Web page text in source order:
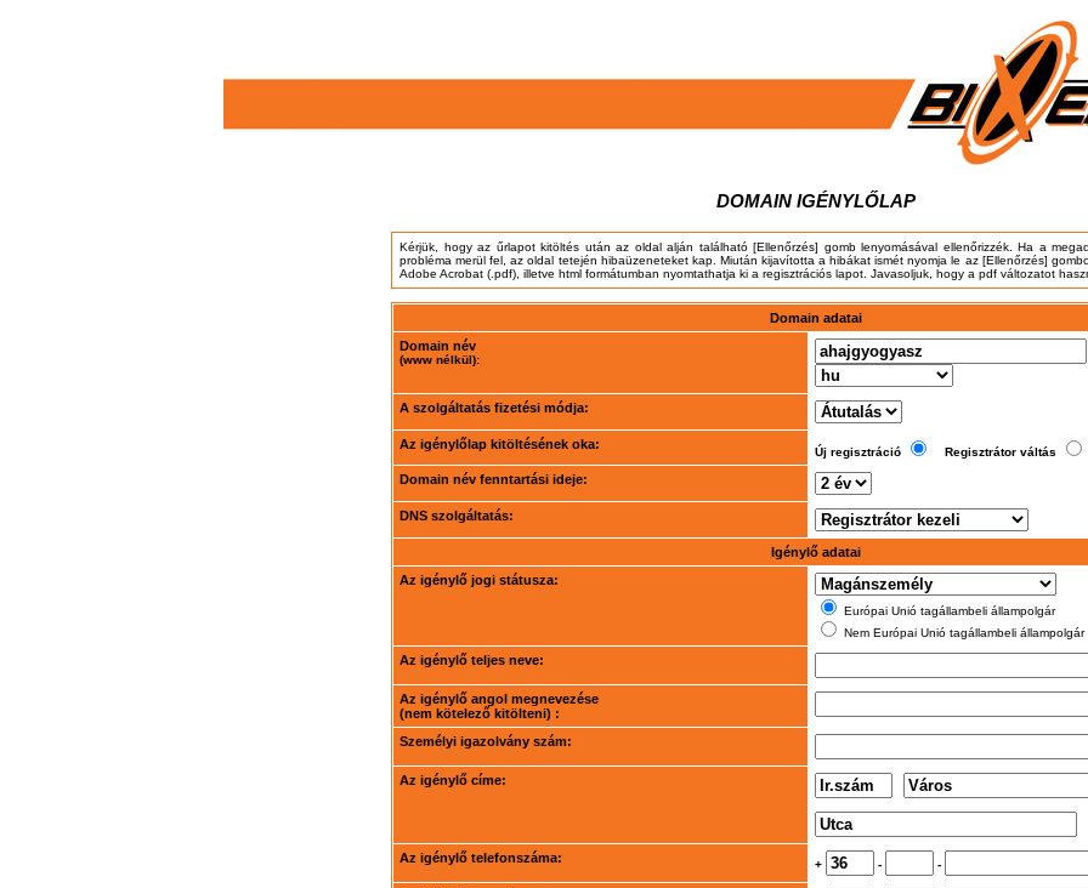
DOMAIN IGÉNYLŐLAP
Kérjük, hogy az űrlapot kitöltés után az oldal alján található [Ellenőrzés] gomb lenyomásával ellenőrizzék. Ha a
probléma merül fel, az oldal tetején hibaüzeneteket kap. Miután kijavította a hibákat ismét nyomja le az [Ellenőrzés]
Adobe Acrobat (.pdf), illetve html formátumban nyomtathatja ki a regisztrációs lapot. Javasoljuk, hogy a pdf változatot
Domain adatai
Domain név
(www nélkül):
A szolgáltatás fizetési módja:
Az igénylőlap kitöltésének oka:
Új regisztráció Regisztrátor váltás
Domain név fenntartási ideje:
DNS szolgáltatás:
Igénylő adatai
Az igénylő jogi státusza:
Európai Unió tagállambeli állampolgár
Nem Európai Unió tagállambeli állampolgár
Az igénylő teljes neve:
Az igénylő angol megnevezése
(nem kötelező kitölteni) :
Személyi igazolvány szám:
Az igénylő címe:
Az igénylő telefonszáma: + - -